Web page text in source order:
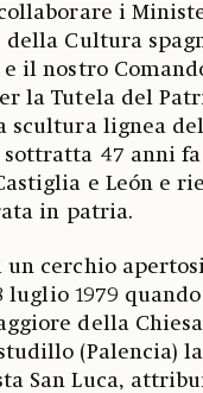
i
della Cultura
il nostro
la Tutela del
scultura lignea del
sottratta 47 anni
e León e
in patria.
un cerchio
luglio 1979
della
(Palencia)
San Luca,